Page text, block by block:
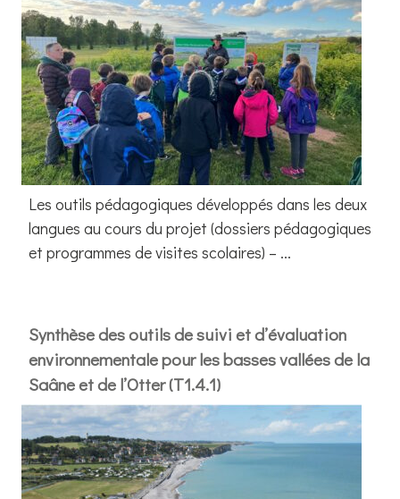
Les outils pédagogiques développés dans les deux
langues au cours du projet (dossiers pédagogiques
et programmes de visites scolaires) – ...
Synthèse des outils de suivi et d’évaluation
environnementale pour les basses vallées de la
Saâne et de l’Otter (T1.4.1)